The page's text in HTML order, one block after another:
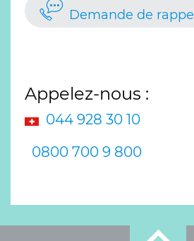
Demande de rappel
Appelez-nous :
044 928 30 10
0800 700 9 800